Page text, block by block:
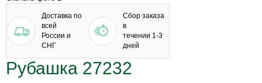
Доставка по
всей
России и
СНГ
Сбор заказа
в
течении 1-3
дней
Рубашка 27232